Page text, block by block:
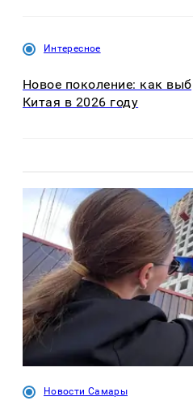
Интересное
Новое поколение: как
Китая в 2026 году
Новости Самары